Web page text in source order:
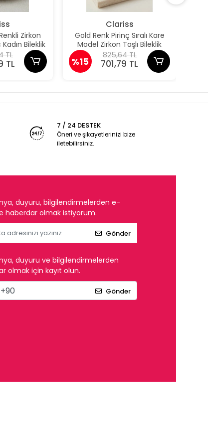
Zirkon
Bileklik
TL
TL
Clariss
Gold Renk Pirinç Sıralı Kare
Model Zirkon Taşlı Bileklik
%15
825,64 TL
701,79 TL
7 / 24 DESTEK
Öneri ve şikayetlerinizi bize
iletebilirsiniz.
duyuru, bilgilendirmelerden e-
haberdar olmak istiyorum.
Gönder
duyuru ve bilgilendirmelerden
olmak için kayıt olun.
Gönder